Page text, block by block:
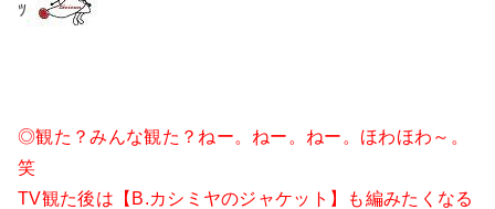
ﾂ
◎観た？みんな観た？ねー。ねー。ねー。ほわほわ～。
笑
TV観た後は【B.カシミヤのジャケット】も編みたくなる